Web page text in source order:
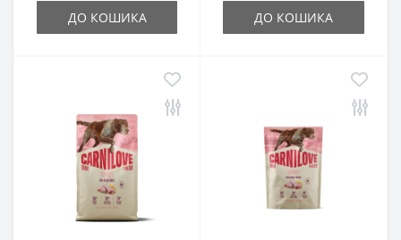
ДО КОШИКА ДО КОШИКА